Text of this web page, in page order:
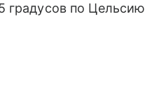
градусов по Цельсию